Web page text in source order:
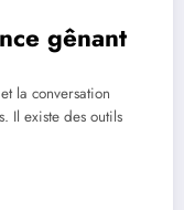
gênant
la conversation
Il existe des outils